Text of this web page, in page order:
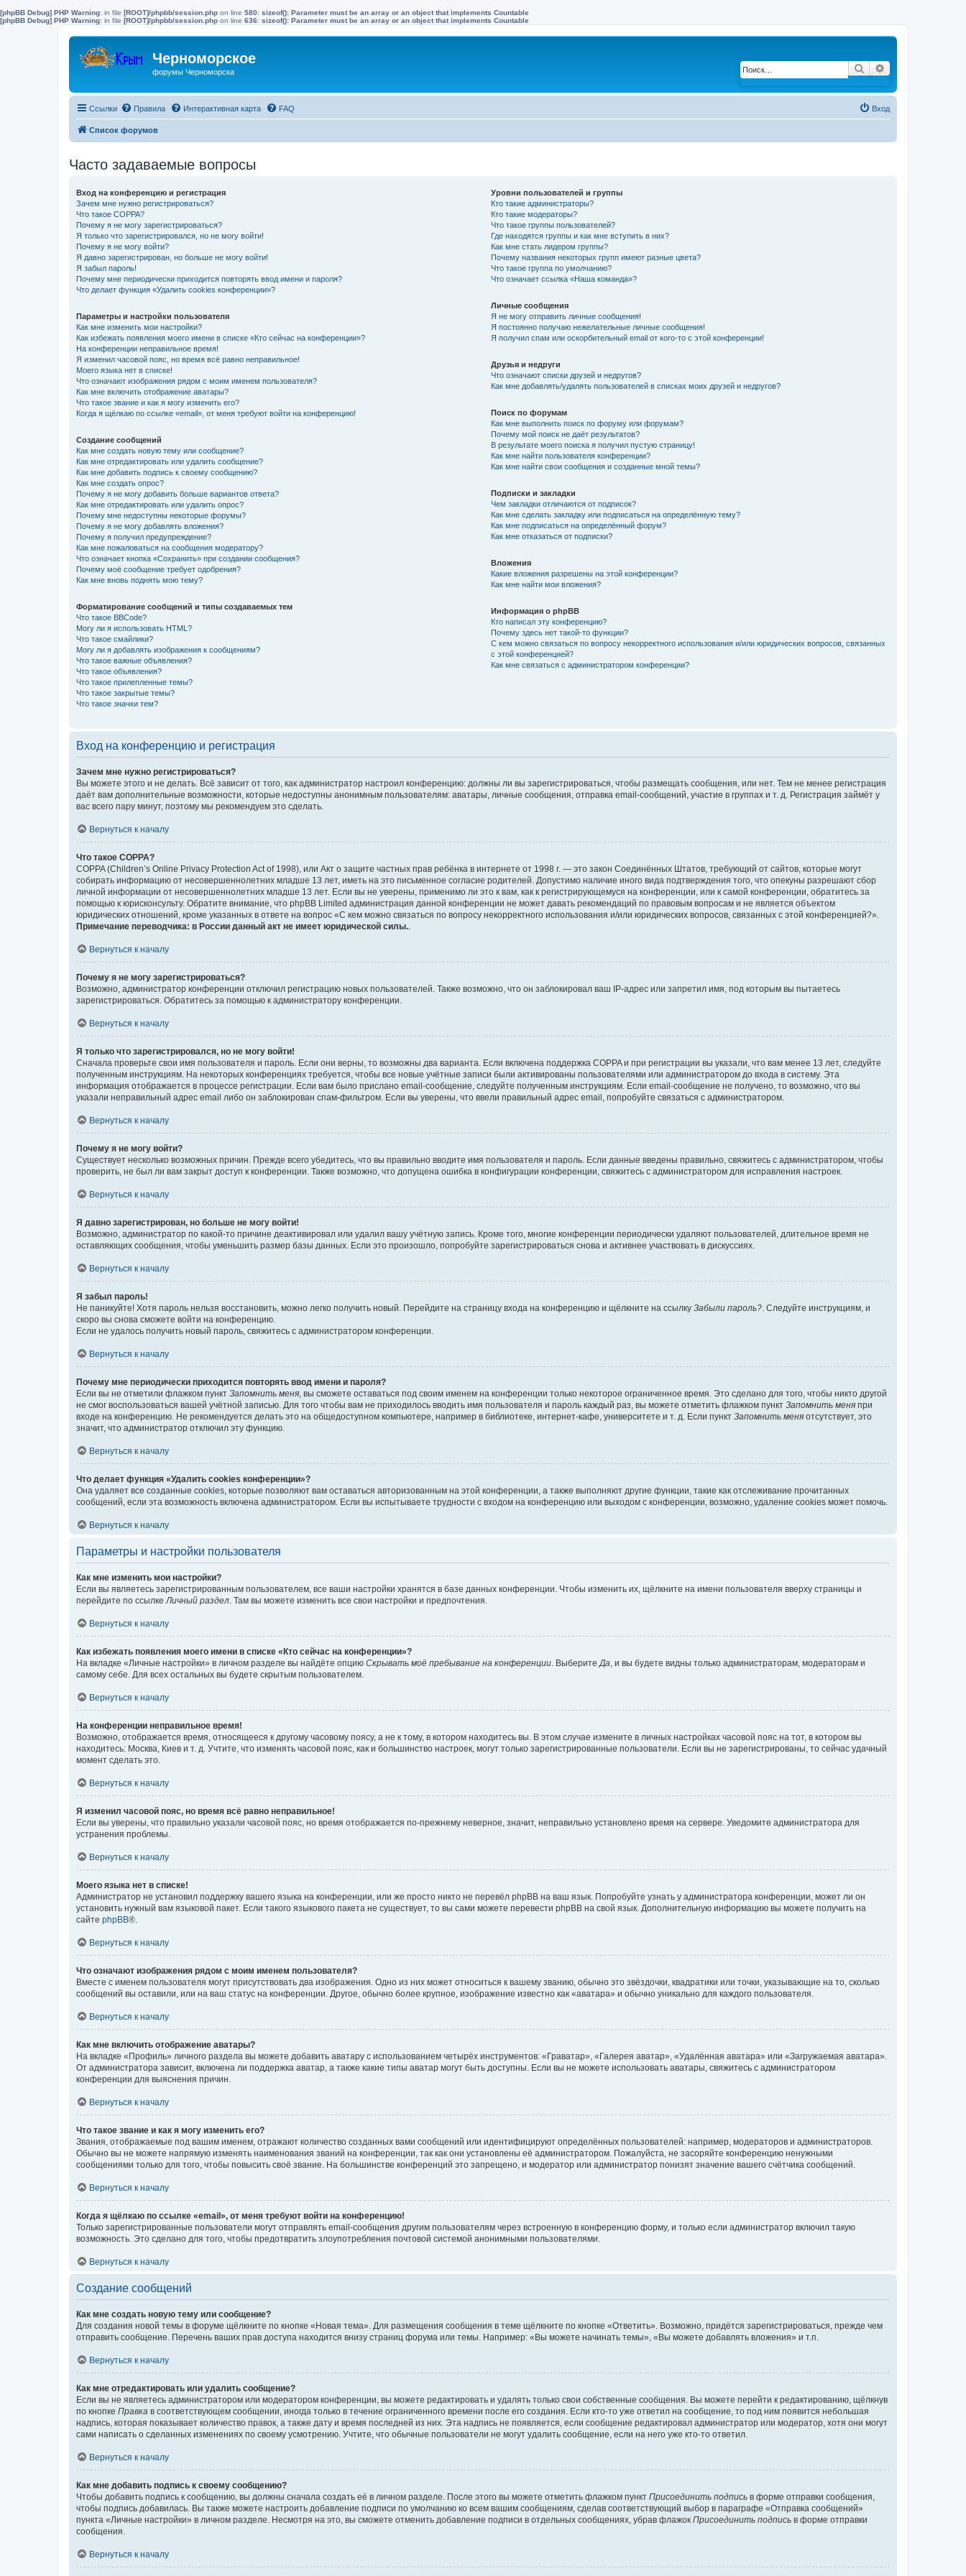
[phpBB Debug] PHP Warning: in file [ROOT]/phpbb/session.php on line 580: sizeof(): Parameter must be an array or an object that implements Countable
[phpBB Debug] PHP Warning: in file [ROOT]/phpbb/session.php on line 636: sizeof(): Parameter must be an array or an object that implements Countable
Черноморское
форумы Черноморска Поиск
Ссылки Правила Интерактивная карта FAQ Вход
Список форумов
Часто задаваемые вопросы
Вход на конференцию и регистрация
Зачем мне нужно регистрироваться?
Что такое COPPA?
Почему я не могу зарегистрироваться?
Я только что зарегистрировался, но не могу войти!
Почему я не могу войти?
Я давно зарегистрирован, но больше не могу войти!
Я забыл пароль!
Почему мне периодически приходится повторять ввод имени и пароля?
Что делает функция «Удалить cookies конференции»?
Параметры и настройки пользователя
Как мне изменить мои настройки?
Как избежать появления моего имени в списке «Кто сейчас на конференции»?
На конференции неправильное время!
Я изменил часовой пояс, но время всё равно неправильное!
Моего языка нет в списке!
Что означают изображения рядом с моим именем пользователя?
Как мне включить отображение аватары?
Что такое звание и как я могу изменить его?
Когда я щёлкаю по ссылке «email», от меня требуют войти на конференцию!
Создание сообщений
Как мне создать новую тему или сообщение?
Как мне отредактировать или удалить сообщение?
Как мне добавить подпись к своему сообщению?
Как мне создать опрос?
Почему я не могу добавить больше вариантов ответа?
Как мне отредактировать или удалить опрос?
Почему мне недоступны некоторые форумы?
Почему я не могу добавлять вложения?
Почему я получил предупреждение?
Как мне пожаловаться на сообщения модератору?
Что означает кнопка «Сохранить» при создании сообщения?
Почему моё сообщение требует одобрения?
Как мне вновь поднять мою тему?
Форматирование сообщений и типы создаваемых тем
Что такое BBCode?
Могу ли я использовать HTML?
Что такое смайлики?
Могу ли я добавлять изображения к сообщениям?
Что такое важные объявления?
Что такое объявления?
Что такое прилепленные темы?
Что такое закрытые темы?
Что такое значки тем?
Уровни пользователей и группы
Кто такие администраторы?
Кто такие модераторы?
Что такое группы пользователей?
Где находятся группы и как мне вступить в них?
Как мне стать лидером группы?
Почему названия некоторых групп имеют разные цвета?
Что такое группа по умолчанию?
Что означает ссылка «Наша команда»?
Личные сообщения
Я не могу отправить личные сообщения!
Я постоянно получаю нежелательные личные сообщения!
Я получил спам или оскорбительный email от кого-то с этой конференции!
Друзья и недруги
Что означают списки друзей и недругов?
Как мне добавлять/удалять пользователей в списках моих друзей и недругов?
Поиск по форумам
Как мне выполнить поиск по форуму или форумам?
Почему мой поиск не даёт результатов?
В результате моего поиска я получил пустую страницу!
Как мне найти пользователя конференции?
Как мне найти свои сообщения и созданные мной темы?
Подписки и закладки
Чем закладки отличаются от подписок?
Как мне сделать закладку или подписаться на определённую тему?
Как мне подписаться на определённый форум?
Как мне отказаться от подписки?
Вложения
Какие вложения разрешены на этой конференции?
Как мне найти мои вложения?
Информация о phpBB
Кто написал эту конференцию?
Почему здесь нет такой-то функции?
С кем можно связаться по вопросу некорректного использования и/или юридических вопросов, связанных
с этой конференцией?
Как мне связаться с администратором конференции?
Вход на конференцию и регистрация
Зачем мне нужно регистрироваться?
Вы можете этого и не делать. Всё зависит от того, как администратор настроил конференцию: должны ли вы зарегистрироваться, чтобы размещать сообщения, или нет. Тем не менее регистрация
даёт вам дополнительные возможности, которые недоступны анонимным пользователям: аватары, личные сообщения, отправка email-сообщений, участие в группах и т. д. Регистрация займёт у
вас всего пару минут, поэтому мы рекомендуем это сделать.
Вернуться к началу
Что такое COPPA?
COPPA (Children’s Online Privacy Protection Act of 1998), или Акт о защите частных прав ребёнка в интернете от 1998 г. — это закон Соединённых Штатов, требующий от сайтов, которые могут
собирать информацию от несовершеннолетних младше 13 лет, иметь на это письменное согласие родителей. Допустимо наличие иного вида подтверждения того, что опекуны разрешают сбор
личной информации от несовершеннолетних младше 13 лет. Если вы не уверены, применимо ли это к вам, как к регистрирующемуся на конференции, или к самой конференции, обратитесь за
помощью к юрисконсульту. Обратите внимание, что phpBB Limited администрация данной конференции не может давать рекомендаций по правовым вопросам и не является объектом
юридических отношений, кроме указанных в ответе на вопрос «С кем можно связаться по вопросу некорректного использования и/или юридических вопросов, связанных с этой конференцией?».
Примечание переводчика: в России данный акт не имеет юридической силы.
Вернуться к началу
Почему я не могу зарегистрироваться?
Возможно, администратор конференции отключил регистрацию новых пользователей. Также возможно, что он заблокировал ваш IP-адрес или запретил имя, под которым вы пытаетесь
зарегистрироваться. Обратитесь за помощью к администратору конференции.
Вернуться к началу
Я только что зарегистрировался, но не могу войти!
Сначала проверьте свои имя пользователя и пароль. Если они верны, то возможны два варианта. Если включена поддержка COPPA и при регистрации вы указали, что вам менее 13 лет, следуйте
полученным инструкциям. На некоторых конференциях требуется, чтобы все новые учётные записи были активированы пользователями или администратором до входа в систему. Эта
информация отображается в процессе регистрации. Если вам было прислано email-сообщение, следуйте полученным инструкциям. Если email-сообщение не получено, то возможно, что вы
указали неправильный адрес email либо он заблокирован спам-фильтром. Если вы уверены, что ввели правильный адрес email, попробуйте связаться с администратором.
Вернуться к началу
Почему я не могу войти?
Существует несколько возможных причин. Прежде всего убедитесь, что вы правильно вводите имя пользователя и пароль. Если данные введены правильно, свяжитесь с администратором, чтобы
проверить, не был ли вам закрыт доступ к конференции. Также возможно, что допущена ошибка в конфигурации конференции, свяжитесь с администратором для исправления настроек.
Вернуться к началу
Я давно зарегистрирован, но больше не могу войти!
Возможно, администратор по какой-то причине деактивировал или удалил вашу учётную запись. Кроме того, многие конференции периодически удаляют пользователей, длительное время не
оставляющих сообщения, чтобы уменьшить размер базы данных. Если это произошло, попробуйте зарегистрироваться снова и активнее участвовать в дискуссиях.
Вернуться к началу
Я забыл пароль!
Не паникуйте! Хотя пароль нельзя восстановить, можно легко получить новый. Перейдите на страницу входа на конференцию и щёлкните на ссылку Забыли пароль? . Следуйте инструкциям, и
скоро вы снова сможете войти на конференцию.
Если не удалось получить новый пароль, свяжитесь с администратором конференции.
Вернуться к началу
Почему мне периодически приходится повторять ввод имени и пароля?
Если вы не отметили флажком пункт Запомнить меня , вы сможете оставаться под своим именем на конференции только некоторое ограниченное время. Это сделано для того, чтобы никто другой
не смог воспользоваться вашей учётной записью. Для того чтобы вам не приходилось вводить имя пользователя и пароль каждый раз, вы можете отметить флажком пункт Запомнить меня при
входе на конференцию. Не рекомендуется делать это на общедоступном компьютере, например в библиотеке, интернет-кафе, университете и т. д. Если пункт Запомнить меня отсутствует, это
значит, что администратор отключил эту функцию.
Вернуться к началу
Что делает функция «Удалить cookies конференции»?
Она удаляет все созданные cookies, которые позволяют вам оставаться авторизованным на этой конференции, а также выполняют другие функции, такие как отслеживание прочитанных
сообщений, если эта возможность включена администратором. Если вы испытываете трудности с входом на конференцию или выходом с конференции, возможно, удаление cookies может помочь.
Вернуться к началу
Параметры и настройки пользователя
Как мне изменить мои настройки?
Если вы являетесь зарегистрированным пользователем, все ваши настройки хранятся в базе данных конференции. Чтобы изменить их, щёлкните на имени пользователя вверху страницы и
перейдите по ссылке Личный раздел . Там вы можете изменить все свои настройки и предпочтения.
Вернуться к началу
Как избежать появления моего имени в списке «Кто сейчас на конференции»?
На вкладке «Личные настройки» в личном разделе вы найдёте опцию Скрывать моё пребывание на конференции . Выберите Да , и вы будете видны только администраторам, модераторам и
самому себе. Для всех остальных вы будете скрытым пользователем.
Вернуться к началу
На конференции неправильное время!
Возможно, отображается время, относящееся к другому часовому поясу, а не к тому, в котором находитесь вы. В этом случае измените в личных настройках часовой пояс на тот, в котором вы
находитесь: Москва, Киев и т. д. Учтите, что изменять часовой пояс, как и большинство настроек, могут только зарегистрированные пользователи. Если вы не зарегистрированы, то сейчас удачный
момент сделать это.
Вернуться к началу
Я изменил часовой пояс, но время всё равно неправильное!
Если вы уверены, что правильно указали часовой пояс, но время отображается по-прежнему неверное, значит, неправильно установлено время на сервере. Уведомите администратора для
устранения проблемы.
Вернуться к началу
Моего языка нет в списке!
Администратор не установил поддержку вашего языка на конференции, или же просто никто не перевёл phpBB на ваш язык. Попробуйте узнать у администратора конференции, может ли он
установить нужный вам языковой пакет. Если такого языкового пакета не существует, то вы сами можете перевести phpBB на свой язык. Дополнительную информацию вы можете получить на
сайте phpBB®.
Вернуться к началу
Что означают изображения рядом с моим именем пользователя?
Вместе с именем пользователя могут присутствовать два изображения. Одно из них может относиться к вашему званию, обычно это звёздочки, квадратики или точки, указывающие на то, сколько
сообщений вы оставили, или на ваш статус на конференции. Другое, обычно более крупное, изображение известно как «аватара» и обычно уникально для каждого пользователя.
Вернуться к началу
Как мне включить отображение аватары?
На вкладке «Профиль» личного раздела вы можете добавить аватару с использованием четырёх инструментов: «Граватар», «Галерея аватар», «Удалённая аватара» или «Загружаемая аватара».
От администратора зависит, включена ли поддержка аватар, а также какие типы аватар могут быть доступны. Если вы не можете использовать аватары, свяжитесь с администратором
конференции для выяснения причин.
Вернуться к началу
Что такое звание и как я могу изменить его?
Звания, отображаемые под вашим именем, отражают количество созданных вами сообщений или идентифицируют определённых пользователей: например, модераторов и администраторов.
Обычно вы не можете напрямую изменять наименования званий на конференции, так как они установлены её администратором. Пожалуйста, не засоряйте конференцию ненужными
сообщениями только для того, чтобы повысить своё звание. На большинстве конференций это запрещено, и модератор или администратор понизят значение вашего счётчика сообщений.
Вернуться к началу
Когда я щёлкаю по ссылке «email», от меня требуют войти на конференцию!
Только зарегистрированные пользователи могут отправлять email-сообщения другим пользователям через встроенную в конференцию форму, и только если администратор включил такую
возможность. Это сделано для того, чтобы предотвратить злоупотребления почтовой системой анонимными пользователями.
Вернуться к началу
Создание сообщений
Как мне создать новую тему или сообщение?
Для создания новой темы в форуме щёлкните по кнопке «Новая тема». Для размещения сообщения в теме щёлкните по кнопке «Ответить». Возможно, придётся зарегистрироваться, прежде чем
отправить сообщение. Перечень ваших прав доступа находится внизу страниц форума или темы. Например: «Вы можете начинать темы», «Вы можете добавлять вложения» и т.п.
Вернуться к началу
Как мне отредактировать или удалить сообщение?
Если вы не являетесь администратором или модератором конференции, вы можете редактировать и удалять только свои собственные сообщения. Вы можете перейти к редактированию, щёлкнув
по кнопке Правка в соответствующем сообщении, иногда только в течение ограниченного времени после его создания. Если кто-то уже ответил на сообщение, то под ним появится небольшая
надпись, которая показывает количество правок, а также дату и время последней из них. Эта надпись не появляется, если сообщение редактировал администратор или модератор, хотя они могут
сами написать о сделанных изменениях по своему усмотрению. Учтите, что обычные пользователи не могут удалить сообщение, если на него уже кто-то ответил.
Вернуться к началу
Как мне добавить подпись к своему сообщению?
Чтобы добавить подпись к сообщению, вы должны сначала создать её в личном разделе. После этого вы можете отметить флажком пункт Присоединить подпись в форме отправки сообщения,
чтобы подпись добавилась. Вы также можете настроить добавление подписи по умолчанию ко всем вашим сообщениям, сделав соответствующий выбор в параграфе «Отправка сообщений»
пункта «Личные настройки» в личном разделе. Несмотря на это, вы сможете отменить добавление подписи в отдельных сообщениях, убрав флажок Присоединить подпись в форме отправки
сообщения.
Вернуться к началу